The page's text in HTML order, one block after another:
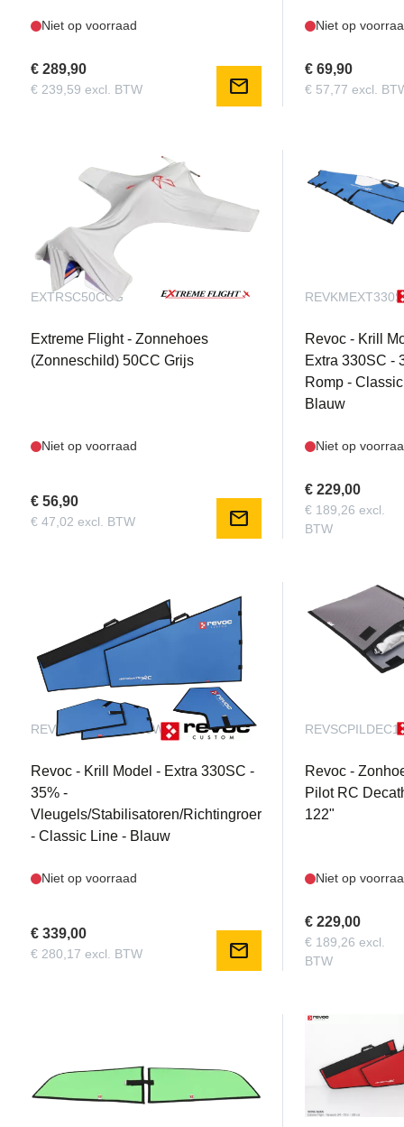
Niet op voorraad
€ 289,90
€ 239,59 excl. BTW mail
Niet op
€ 69,90
€ 57,77 excl.
EXTRSC50CCG
Extreme Flight - Zonnehoes
(Zonneschild) 50CC Grijs
Niet op voorraad
€ 56,90
€ 47,02 excl. BTW mail
Revoc - Krill
Extra 330SC -
Romp -
Blauw
Niet op
€ 229,00
€ 189,26 excl.
BTW
REVKMEXT330SC35WSRCLB
Revoc - Krill Model - Extra 330SC -
35% -
Vleugels/Stabilisatoren/Richtingroer
- Classic Line - Blauw
Niet op voorraad
€ 339,00
€ 280,17 excl. BTW mail
Revoc -
Pilot RC
122"
Niet op
€ 229,00
€ 189,26 excl.
BTW